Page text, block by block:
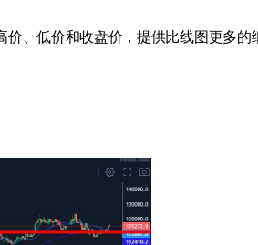
、低价和收盘价，提供比线图更多的